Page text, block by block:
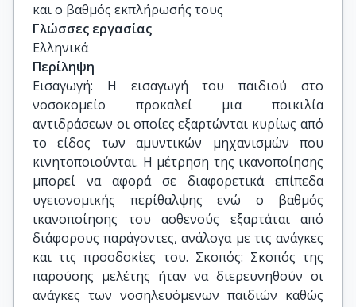
και ο βαθμός εκπλήρωσής τους
Γλώσσες εργασίας
Ελληνικά
Περίληψη
Εισαγωγή: Η εισαγωγή του παιδιού στο
νοσοκομείο προκαλεί μια ποικιλία
αντιδράσεων οι οποίες εξαρτώνται κυρίως από
το είδος των αμυντικών μηχανισμών που
κινητοποιούνται. Η μέτρηση της ικανοποίησης
μπορεί να αφορά σε διαφορετικά επίπεδα
υγειονομικής περίθαλψης ενώ ο βαθμός
ικανοποίησης του ασθενούς εξαρτάται από
διάφορους παράγοντες, ανάλογα με τις ανάγκες
και τις προσδοκίες του. Σκοπός: Σκοπός της
παρούσης μελέτης ήταν να διερευνηθούν οι
ανάγκες των νοσηλευόμενων παιδιών καθώς